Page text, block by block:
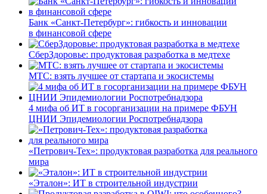
Банк «Санкт-Петербург»: гибкость и инновации
в финансовой сфере
СберЗдоровье: продуктовая разработка в медтехе
МТС: взять лучшее от стартапа и экосистемы
4 мифа об ИТ в госорганизации на примере ФБУН
ЦНИИ Эпидемиологии Роспотребнадзора
«Петрович-Тех»: продуктовая разработка для реального
мира
«Эталон»: ИТ в строительной индустрии